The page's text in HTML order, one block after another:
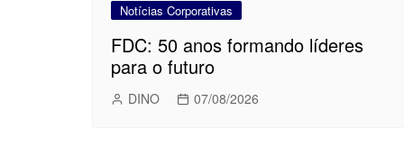
Notícias Corporativas
FDC: 50 anos formando líderes
para o futuro
DINO 07/08/2026